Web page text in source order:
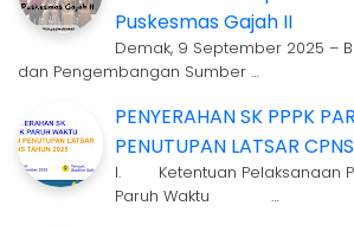
Puskesmas Gajah II
Demak, 9 September 2025 –
dan Pengembangan Sumber …
PENYERAHAN SK PPPK
PENUTUPAN LATSAR
I. Ketentuan Pelaksanaan
Paruh Waktu …